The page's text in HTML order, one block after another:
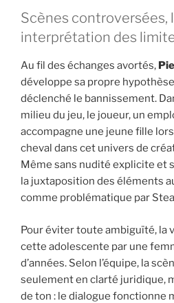
Scènes
interprétation des
Au fil des échanges avortés,
développe sa propre
déclenché le bannissement.
milieu du jeu, le joueur, un
accompagne une jeune fille
cheval dans cet univers de
Même sans nudité explicite et
la juxtaposition des éléments
comme problématique par
Pour éviter toute ambiguïté, la
cette adolescente par une
d’années. Selon l’équipe, la
seulement en clarté juridique,
de ton : le dialogue fonctionne